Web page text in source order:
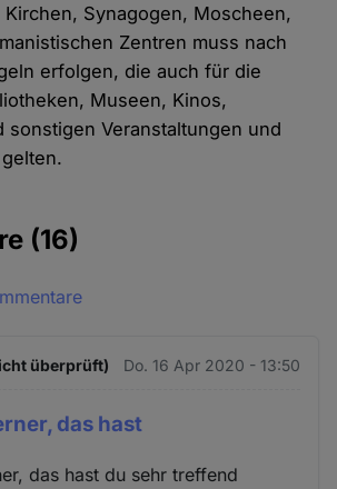
Synagogen, Moscheen,
Zentren muss nach
erfolgen, die auch für die
Museen, Kinos,
sonstigen Veranstaltungen und
(16)
überprüft) Do. 16 Apr 2020 - 13:50
das hast
das hast du sehr treffend